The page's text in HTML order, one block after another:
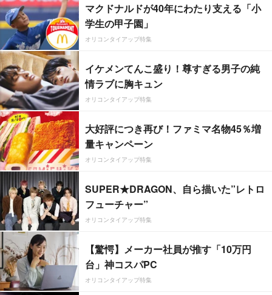
マクドナルドが40年にわたり支える「小
学生の甲子園」
オリコンタイアップ特集
イケメンてんこ盛り！尊すぎる男子の純
情ラブに胸キュン
オリコンタイアップ特集
大好評につき再び！ファミマ名物45％増
量キャンペーン
オリコンタイアップ特集
SUPER★DRAGON、自ら描いた”レトロ
フューチャー”
オリコンタイアップ特集
【驚愕】メーカー社員が推す「10万円
台」神コスパPC
オリコンタイアップ特集